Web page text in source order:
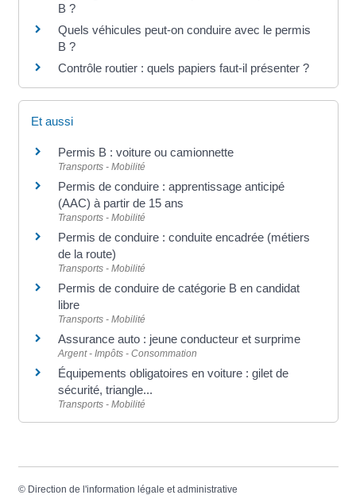
B ?
Quels véhicules peut-on conduire avec le permis
B ?
Contrôle routier : quels papiers faut-il présenter ?
Et aussi
Permis B : voiture ou camionnette
Transports - Mobilité
Permis de conduire : apprentissage anticipé
(AAC) à partir de 15 ans
Transports - Mobilité
Permis de conduire : conduite encadrée (métiers
de la route)
Transports - Mobilité
Permis de conduire de catégorie B en candidat
libre
Transports - Mobilité
Assurance auto : jeune conducteur et surprime
Argent - Impôts - Consommation
Équipements obligatoires en voiture : gilet de
sécurité, triangle...
Transports - Mobilité
© Direction de l'information légale et administrative